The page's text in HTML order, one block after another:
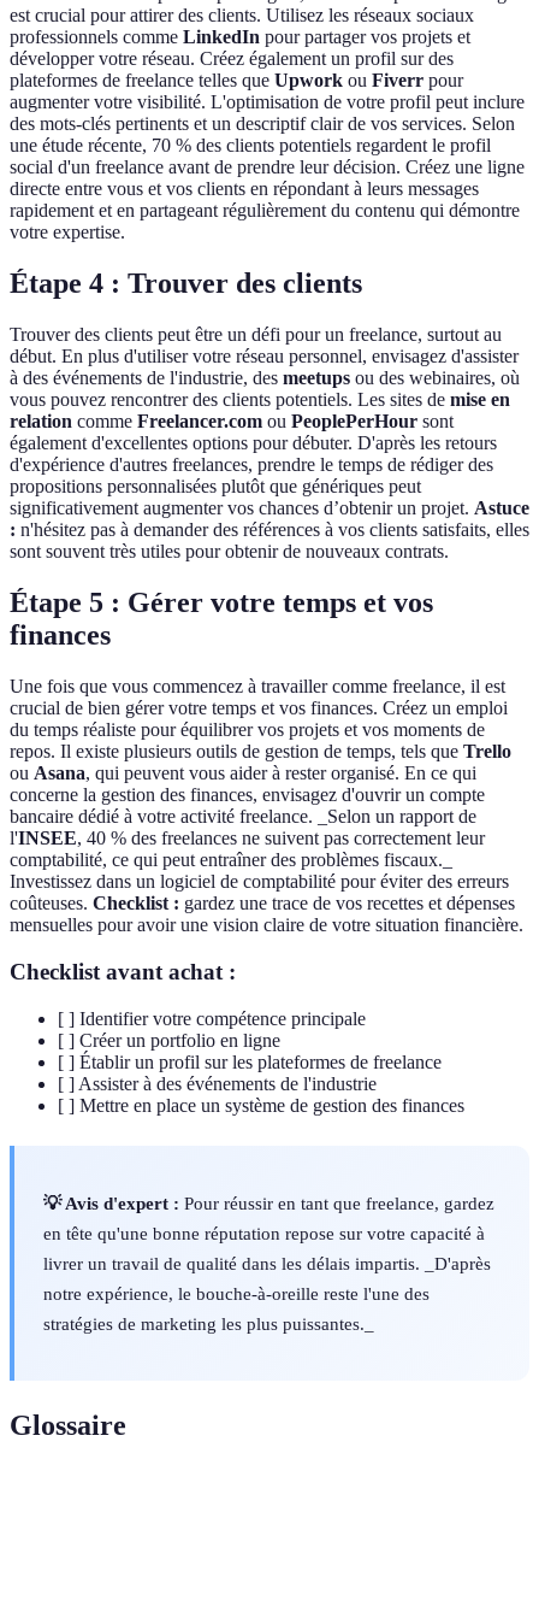
est crucial pour attirer des clients. Utilisez les réseaux sociaux
professionnels comme LinkedIn pour partager vos projets et
développer votre réseau. Créez également un profil sur des
plateformes de freelance telles que Upwork ou Fiverr pour
augmenter votre visibilité. L'optimisation de votre profil peut inclure
des mots-clés pertinents et un descriptif clair de vos services. Selon
une étude récente, 70 % des clients potentiels regardent le profil
social d'un freelance avant de prendre leur décision. Créez une ligne
directe entre vous et vos clients en répondant à leurs messages
rapidement et en partageant régulièrement du contenu qui démontre
votre expertise.
Étape 4 : Trouver des clients
Trouver des clients peut être un défi pour un freelance, surtout au
début. En plus d'utiliser votre réseau personnel, envisagez d'assister
à des événements de l'industrie, des meetups ou des webinaires, où
vous pouvez rencontrer des clients potentiels. Les sites de mise en
relation comme Freelancer.com ou PeoplePerHour sont
également d'excellentes options pour débuter. D'après les retours
d'expérience d'autres freelances, prendre le temps de rédiger des
propositions personnalisées plutôt que génériques peut
significativement augmenter vos chances d’obtenir un projet. Astuce
: n'hésitez pas à demander des références à vos clients satisfaits, elles
sont souvent très utiles pour obtenir de nouveaux contrats.
Étape 5 : Gérer votre temps et vos
finances
Une fois que vous commencez à travailler comme freelance, il est
crucial de bien gérer votre temps et vos finances. Créez un emploi
du temps réaliste pour équilibrer vos projets et vos moments de
repos. Il existe plusieurs outils de gestion de temps, tels que Trello
ou Asana, qui peuvent vous aider à rester organisé. En ce qui
concerne la gestion des finances, envisagez d'ouvrir un compte
bancaire dédié à votre activité freelance. _Selon un rapport de
l'INSEE, 40 % des freelances ne suivent pas correctement leur
comptabilité, ce qui peut entraîner des problèmes fiscaux._
Investissez dans un logiciel de comptabilité pour éviter des erreurs
coûteuses. Checklist : gardez une trace de vos recettes et dépenses
mensuelles pour avoir une vision claire de votre situation financière.
Checklist avant achat :
[ ] Identifier votre compétence principale
[ ] Créer un portfolio en ligne
[ ] Établir un profil sur les plateformes de freelance
[ ] Assister à des événements de l'industrie
[ ] Mettre en place un système de gestion des finances
💡 Avis d'expert : Pour réussir en tant que freelance, gardez
en tête qu'une bonne réputation repose sur votre capacité à
livrer un travail de qualité dans les délais impartis. _D'après
notre expérience, le bouche-à-oreille reste l'une des
stratégies de marketing les plus puissantes._
Glossaire